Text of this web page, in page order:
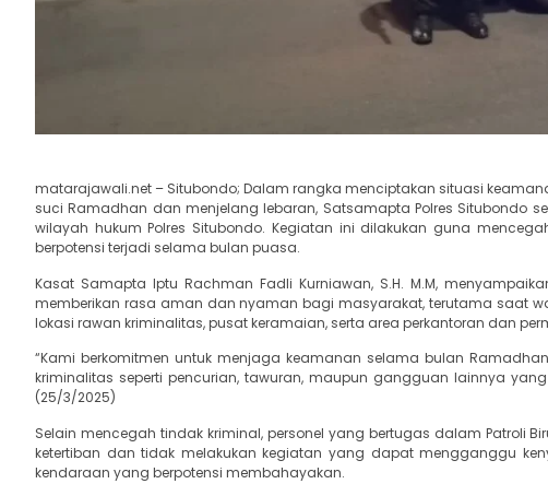
matarajawali.net – Situbondo; Dalam rangka menciptakan situasi
suci Ramadhan dan menjelang lebaran, Satsamapta Polres Situbondo
wilayah hukum Polres Situbondo. Kegiatan ini dilakukan guna
berpotensi terjadi selama bulan puasa.
Kasat Samapta Iptu Rachman Fadli Kurniawan, S.H. M.M,
memberikan rasa aman dan nyaman bagi masyarakat, terutama saat
lokasi rawan kriminalitas, pusat keramaian, serta area perkantoran dan
“Kami berkomitmen untuk menjaga keamanan selama bulan
kriminalitas seperti pencurian, tawuran, maupun gangguan lainnya
(25/3/2025)
Selain mencegah tindak kriminal, personel yang bertugas dalam Patroli
ketertiban dan tidak melakukan kegiatan yang dapat mengganggu
kendaraan yang berpotensi membahayakan.